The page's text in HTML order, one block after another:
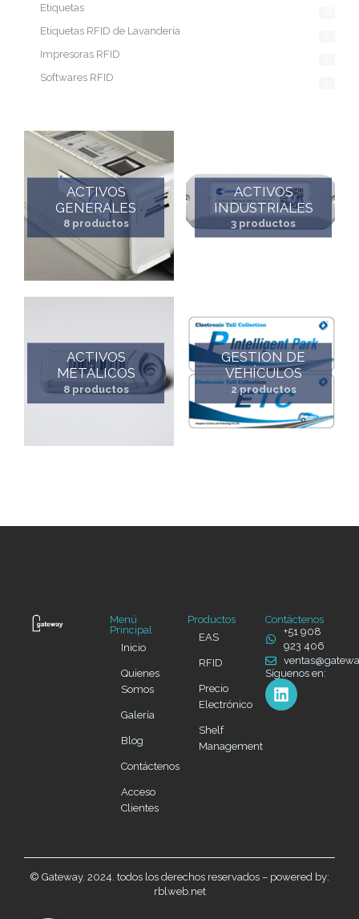
Etiquetas
Etiquetas RFID de Lavandería
Impresoras RFID
Softwares RFID
ACTIVOS
GENERALES
8 productos
ACTIVOS
INDUSTRIALES
3 productos
ACTIVOS
METÁLICOS
8 productos
GESTIÓN DE
VEHÍCULOS
2 productos
Menú
Principal
Inicio
Quienes
Somos
Galería
Blog
Contáctenos
Acceso
Clientes
Productos
EAS
RFID
Precio
Electrónico
Shelf
Management
Contáctenos
+51 908
923 406
Síguenos en:
© Gateway. 2024. todos los derechos reservados – powered by:
rblweb.net